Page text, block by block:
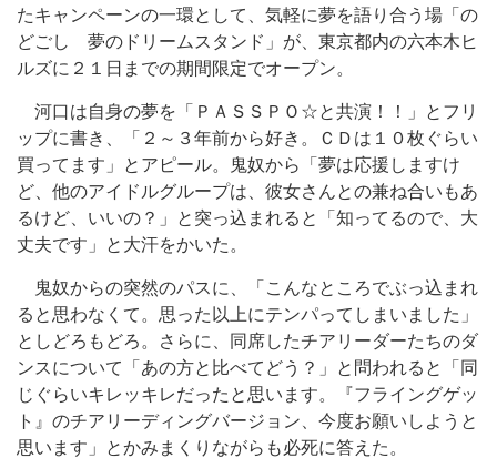
たキャンペーンの一環として、気軽に夢を語り合う場「の
どごし 夢のドリームスタンド」が、東京都内の六本木ヒ
ルズに２１日までの期間限定でオープン。
河口は自身の夢を「ＰＡＳＳＰＯ☆と共演！！」とフリ
ップに書き、「２～３年前から好き。ＣＤは１０枚ぐらい
買ってます」とアピール。鬼奴から「夢は応援しますけ
ど、他のアイドルグループは、彼女さんとの兼ね合いもあ
るけど、いいの？」と突っ込まれると「知ってるので、大
丈夫です」と大汗をかいた。
鬼奴からの突然のパスに、「こんなところでぶっ込まれ
ると思わなくて。思った以上にテンパってしまいました」
としどろもどろ。さらに、同席したチアリーダーたちのダ
ンスについて「あの方と比べてどう？」と問われると「同
じぐらいキレッキレだったと思います。『フライングゲッ
ト』のチアリーディングバージョン、今度お願いしようと
思います」とかみまくりながらも必死に答えた。